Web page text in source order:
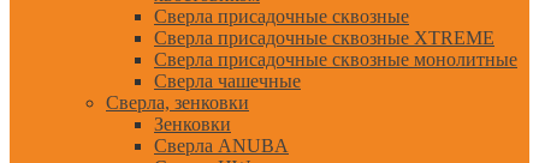
Сверла присадочные сквозные
Сверла присадочные сквозные XTREME
Сверла присадочные сквозные монолитные
Сверла чашечные
Сверла, зенковки
Зенковки
Сверла ANUBA